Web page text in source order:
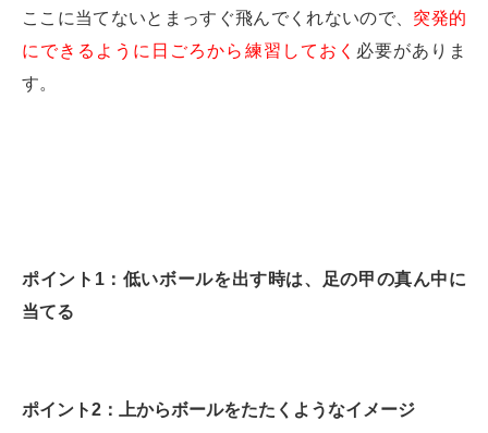
ここに当てないとまっすぐ飛んでくれないので、 突発的
にできるように日ごろから練習しておく 必要がありま
す。
ポイント1：低いボールを出す時は、足の甲の真ん中に
当てる
ポイント2：上からボールをたたくようなイメージ